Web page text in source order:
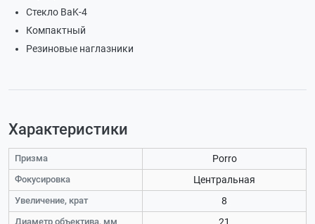
Стекло BaK-4
Компактный
Резиновые наглазники
Характеристики
Призма Porro
Фокусировка Центральная
Увеличение, крат 8
Диаметр объектива, мм